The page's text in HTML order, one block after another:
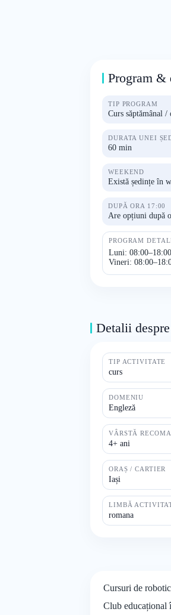
Program &
TIP PROGRAM
Curs săptămânal /
DURATA UNEI
60 min
WEEKEND
Există ședințe în
DUPĂ ORA 17:00
Are opțiuni după
PROGRAM
Luni:
Vineri:
Detalii
TIP ACTIVITATE
curs
DOMENIU
Engleză
VÂRSTĂ
4+ ani
ORAȘ / CARTIER
Iași
LIMBĂ
romana
Cursuri de
Club educațional